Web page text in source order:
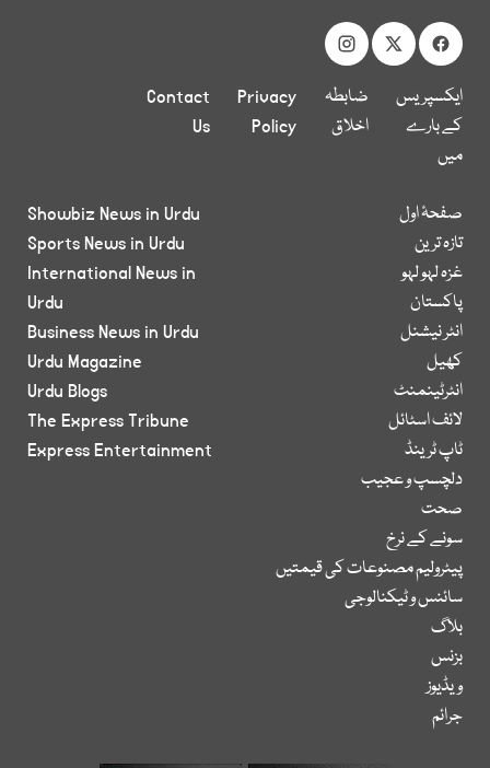
ایکسپریس
کے بارے
میں
ضابطہ
اخلاق
Privacy
Policy
Contact
Us
صفحۂ اول
تازہ ترین
غزہ لہو لہو
پاکستان
انٹر نیشنل
کھیل
انٹرٹینمنٹ
لائف اسٹائل
ٹاپ ٹرینڈ
دلچسپ و عجیب
صحت
سونے کے نرخ
پیٹرولیم مصنوعات کی قیمتیں
سائنس و ٹیکنالوجی
بلاگ
بزنس
ویڈیوز
جرائم
Showbiz News in Urdu
Sports News in Urdu
International News in
Urdu
Business News in Urdu
Urdu Magazine
Urdu Blogs
The Express Tribune
Express Entertainment